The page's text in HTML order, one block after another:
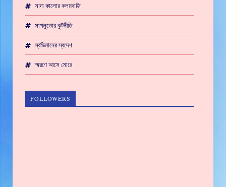
সাদা কালোর কলমবাজি
সাপলুডোর কুটনীতি
স্বভিমানের স্বদেশ
স্মরণে আসে মোরে
FOLLOWERS